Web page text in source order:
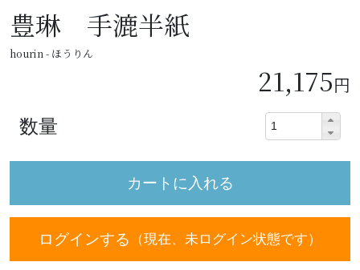
豊琳 手漉半紙
hourin - ほうりん
21,175円
数量
ログインする （現在、未ログイン状態です）